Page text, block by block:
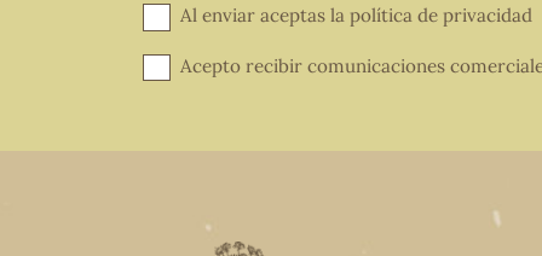
Al enviar aceptas la política de privacidad
Acepto recibir comunicaciones